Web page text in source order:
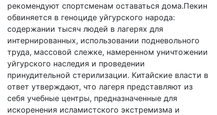
рекомендуют спортсменам оставаться дома.Пекин
обвиняется в геноциде уйгурского народа:
содержании тысяч людей в лагерях для
интернированных, использовании подневольного
труда, массовой слежке, намеренном уничтожении
уйгурского наследия и проведении
принудительной стерилизации. Китайские власти в
ответ утверждают, что лагеря представляют из
себя учебные центры, предназначенные для
искоренения исламистского экстремизма и